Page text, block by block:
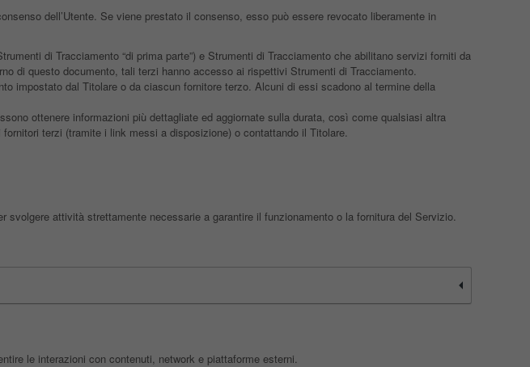
dell’Utente. Se viene prestato il consenso, esso può essere revocato liberamente in
di Tracciamento “di prima parte”) e Strumenti di Tracciamento che abilitano servizi forniti da
di questo documento, tali terzi hanno accesso ai rispettivi Strumenti di Tracciamento.
impostato dal Titolare o da ciascun fornitore terzo. Alcuni di essi scadono al termine della
ottenere informazioni più dettagliate ed aggiornate sulla durata, così come qualsiasi altra
terzi (tramite i link messi a disposizione) o contattando il Titolare.
attività strettamente necessarie a garantire il funzionamento o la fornitura del Servizio.
le interazioni con contenuti, network e piattaforme esterni.